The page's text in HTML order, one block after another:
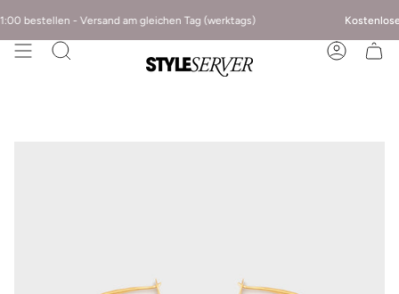
bestellen - Versand am gleichen Tag (werktags) Kostenloser